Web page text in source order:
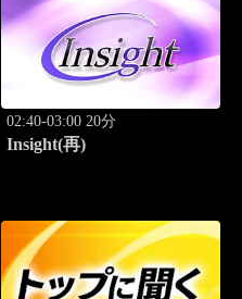
02:40-03:00 20分
Insight(再)